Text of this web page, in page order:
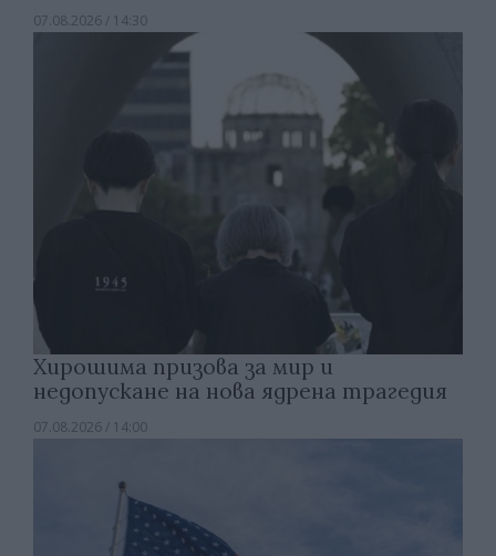
07.08.2026 / 14:30
Хирошима призова за мир и
недопускане на нова ядрена трагедия
07.08.2026 / 14:00